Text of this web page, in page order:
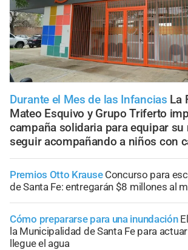
Durante el Mes de las Infancias La
Mateo Esquivo y Grupo Triferto
campaña solidaria para equipar su
seguir acompañando a niños con
Premios Otto Krause Concurso para
de Santa Fe: entregarán $8 millones al
Cómo prepararse para una inundación
la Municipalidad de Santa Fe para
llegue el agua